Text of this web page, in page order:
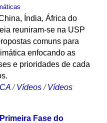
Índia, África do
reuniram-se na USP
comuns para
enfocando as
e prioridades de cada
/Vídeos /Vídeos
Fase do